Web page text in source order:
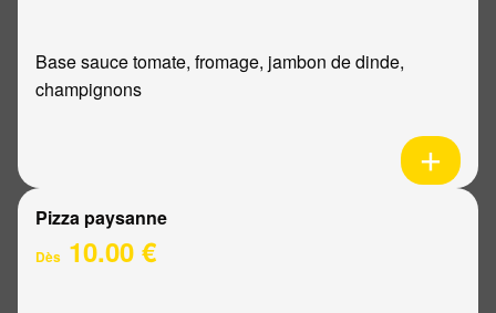
Base sauce tomate, fromage, jambon de dinde,
champignons
Pizza paysanne
Dès 10.00 €